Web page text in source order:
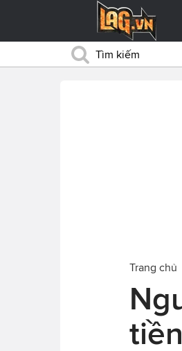
Trang chủ